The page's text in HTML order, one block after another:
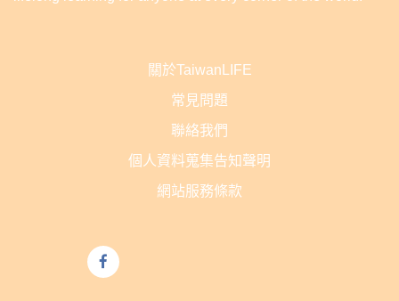
關於TaiwanLIFE
常見問題
聯絡我們
個人資料蒐集告知聲明
網站服務條款